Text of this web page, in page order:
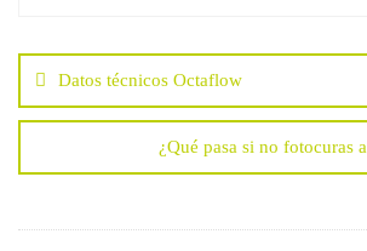
de
entradas
Datos técnicos Octaflow
¿Qué pasa si no fotocuras